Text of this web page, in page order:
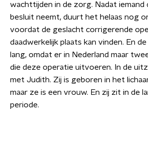
wachttijden in de zorg. Nadat iemand
besluit neemt, duurt het helaas nog
voordat de geslacht corrigerende
daadwerkelijk plaats kan vinden. En
lang, omdat er in Nederland maar
die deze operatie uitvoeren. In de
met Judith. Zij is geboren in het
maar ze is een vrouw. En zij zit in de
periode.